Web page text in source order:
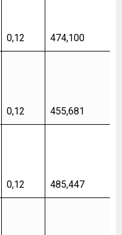
0,12 474,100
0,12 455,681
0,12 485,447